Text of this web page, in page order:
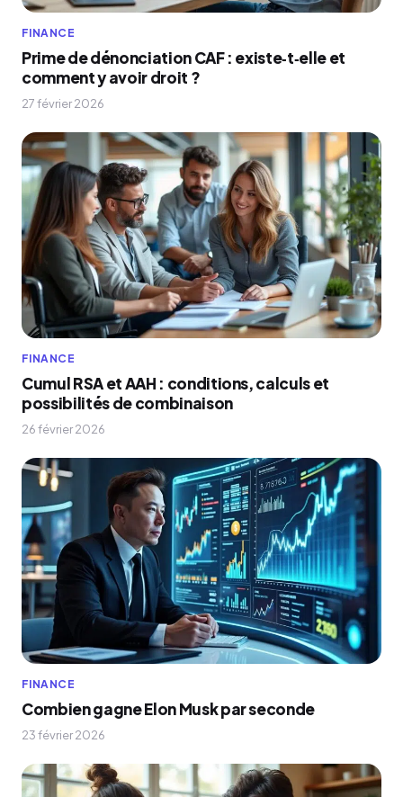
FINANCE
Prime de dénonciation CAF : existe‑t‑elle et
comment y avoir droit ?
27 février 2026
FINANCE
Cumul RSA et AAH : conditions, calculs et
possibilités de combinaison
26 février 2026
FINANCE
Combien gagne Elon Musk par seconde
23 février 2026